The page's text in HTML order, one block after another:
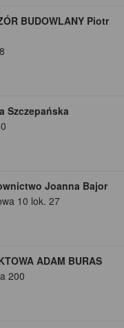
BUDOWLANY Piotr
Szczepańska
Joanna Bajor
10 lok. 27
ADAM BURAS
200